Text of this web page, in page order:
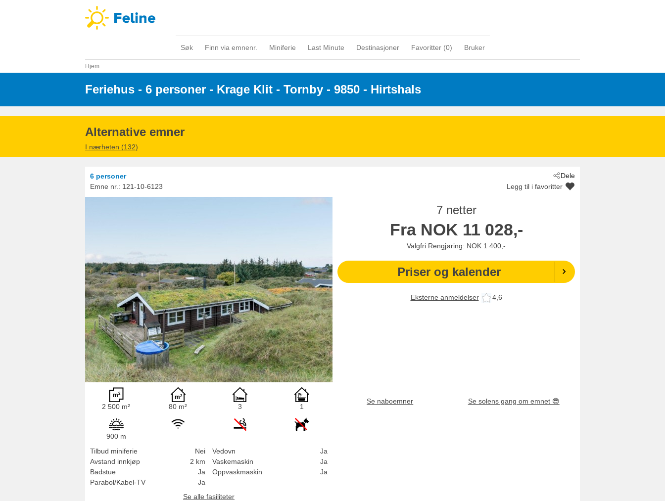
Søk Finn via emnenr. Miniferie Last Minute Destinasjoner Favoritter (0) Bruker
Hjem
Feriehus - 6 personer - Krage Klit - Tornby - 9850 - Hirtshals
Alternative emner
I nærheten (132)
Dele
6 personer
Emne nr.: 121-10-6123 Legg til i favoritter
7 netter
Fra NOK 11 028,-
Valgfri Rengjøring: NOK 1 400,-
Priser og kalender
Eksterne anmeldelser 4,6
2 500 m² 80 m² 3 1
900 m
Tilbud miniferie
Nei
Avstand innkjøp
2 km
Badstue
Ja
Parabol/Kabel-TV
Ja
Vedovn
Ja
Vaskemaskin
Ja
Oppvaskmaskin
Ja
Se alle fasiliteter
Se naboemner Se solens gang om emnet 😎